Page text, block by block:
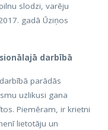
slodzi, varēju
gadā Ūziņos
darbībā
parādās
uzlikusi gana
Piemēram, ir krietni
lietotāju un